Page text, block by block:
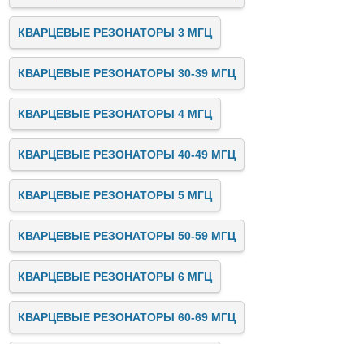
КВАРЦЕВЫЕ РЕЗОНАТОРЫ 3 МГЦ
КВАРЦЕВЫЕ РЕЗОНАТОРЫ 30-39 МГЦ
КВАРЦЕВЫЕ РЕЗОНАТОРЫ 4 МГЦ
КВАРЦЕВЫЕ РЕЗОНАТОРЫ 40-49 МГЦ
КВАРЦЕВЫЕ РЕЗОНАТОРЫ 5 МГЦ
КВАРЦЕВЫЕ РЕЗОНАТОРЫ 50-59 МГЦ
КВАРЦЕВЫЕ РЕЗОНАТОРЫ 6 МГЦ
КВАРЦЕВЫЕ РЕЗОНАТОРЫ 60-69 МГЦ